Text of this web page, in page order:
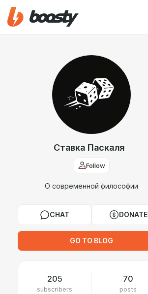
Ставка Паскаля
Follow
О современной философии
CHAT DONATE
GO TO BLOG
205
subscribers
70
posts